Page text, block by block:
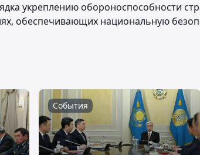
укреплению обороноспособности
обеспечивающих национальную
События